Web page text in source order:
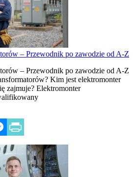
– Przewodnik po zawodzie od A-Z
– Przewodnik po zawodzie od A-Z
Kim jest elektromonter
zajmuje? Elektromonter